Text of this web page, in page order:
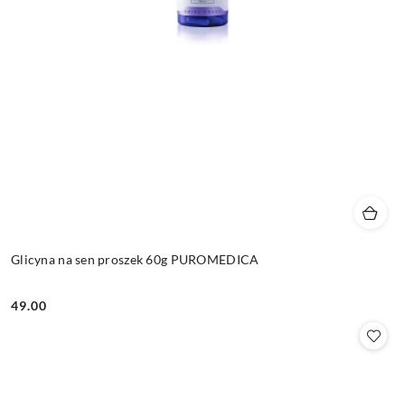
Glicyna na sen proszek 60g PUROMEDICA
Cena:
49.00